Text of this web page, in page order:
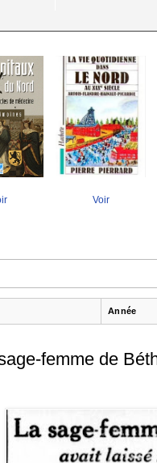
Voir
Année
femme de